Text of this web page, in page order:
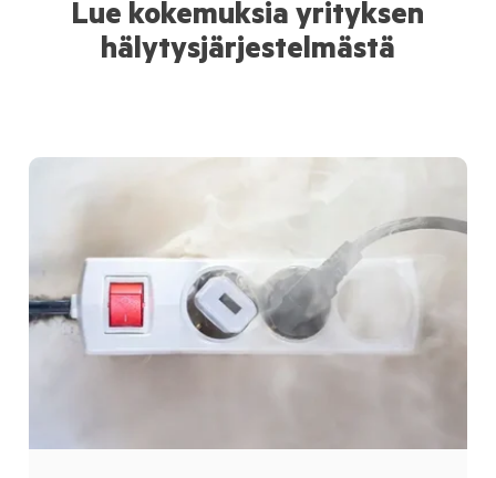
Lue kokemuksia yrityksen
hälytysjärjestelmästä